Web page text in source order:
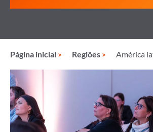
Página inicial Regiões América